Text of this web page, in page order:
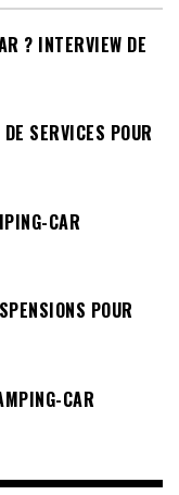
? INTERVIEW DE
SERVICES POUR
CAR
POUR
CAR